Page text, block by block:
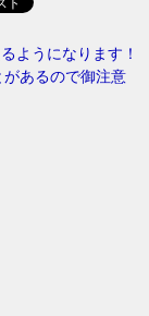
ようになります！
あるので御注意